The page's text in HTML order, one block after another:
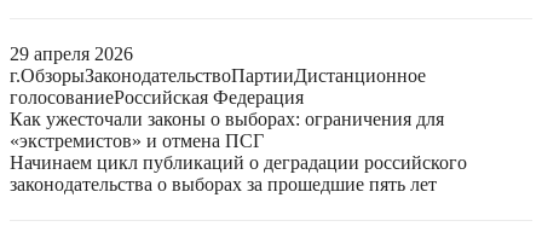
29 апреля 2026
г.ОбзорыЗаконодательствоПартииДистанционное
голосованиеРоссийская Федерация
Как ужесточали законы о выборах: ограничения для
«экстремистов» и отмена ПСГ
Начинаем цикл публикаций о деградации российского
законодательства о выборах за прошедшие пять лет